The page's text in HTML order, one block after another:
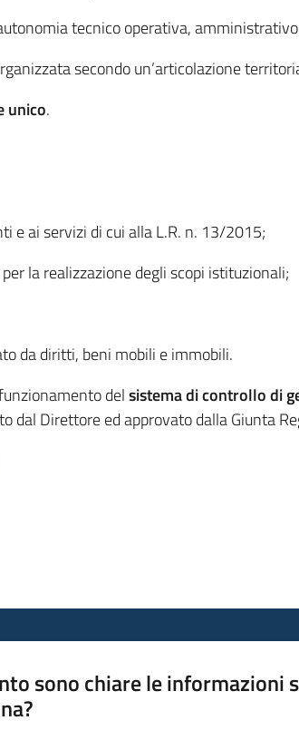
tecnico operativa,
secondo un’articolazione
unico.
e ai servizi di cui alla L.R. n. 13/2015;
la realizzazione degli scopi istituzionali;
da diritti, beni mobili e immobili.
delsistema di controllo di
Direttore ed approvato dalla Giunta
sono chiare le informazioni